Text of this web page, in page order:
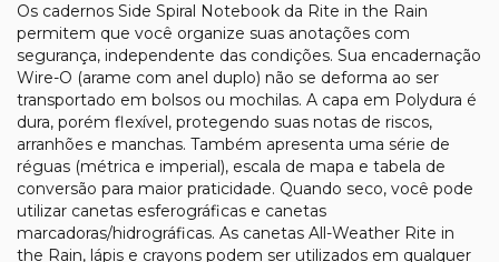
Os cadernos Side Spiral Notebook da Rite in the Rain
permitem que você organize suas anotações com
segurança, independente das condições. Sua encadernação
Wire-O (arame com anel duplo) não se deforma ao ser
transportado em bolsos ou mochilas. A capa em Polydura é
dura, porém flexível, protegendo suas notas de riscos,
arranhões e manchas. Também apresenta uma série de
réguas (métrica e imperial), escala de mapa e tabela de
conversão para maior praticidade. Quando seco, você pode
utilizar canetas esferográficas e canetas
marcadoras/hidrográficas. As canetas All-Weather Rite in
the Rain, lápis e crayons podem ser utilizados em qualquer